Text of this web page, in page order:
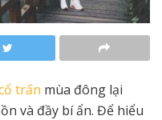
trấn mùa đông lại
và đầy bí ẩn. Để hiểu